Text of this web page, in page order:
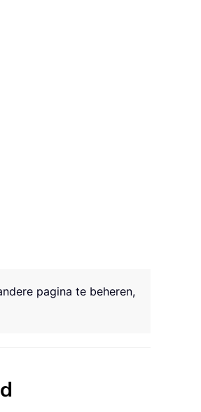
pagina te beheren,